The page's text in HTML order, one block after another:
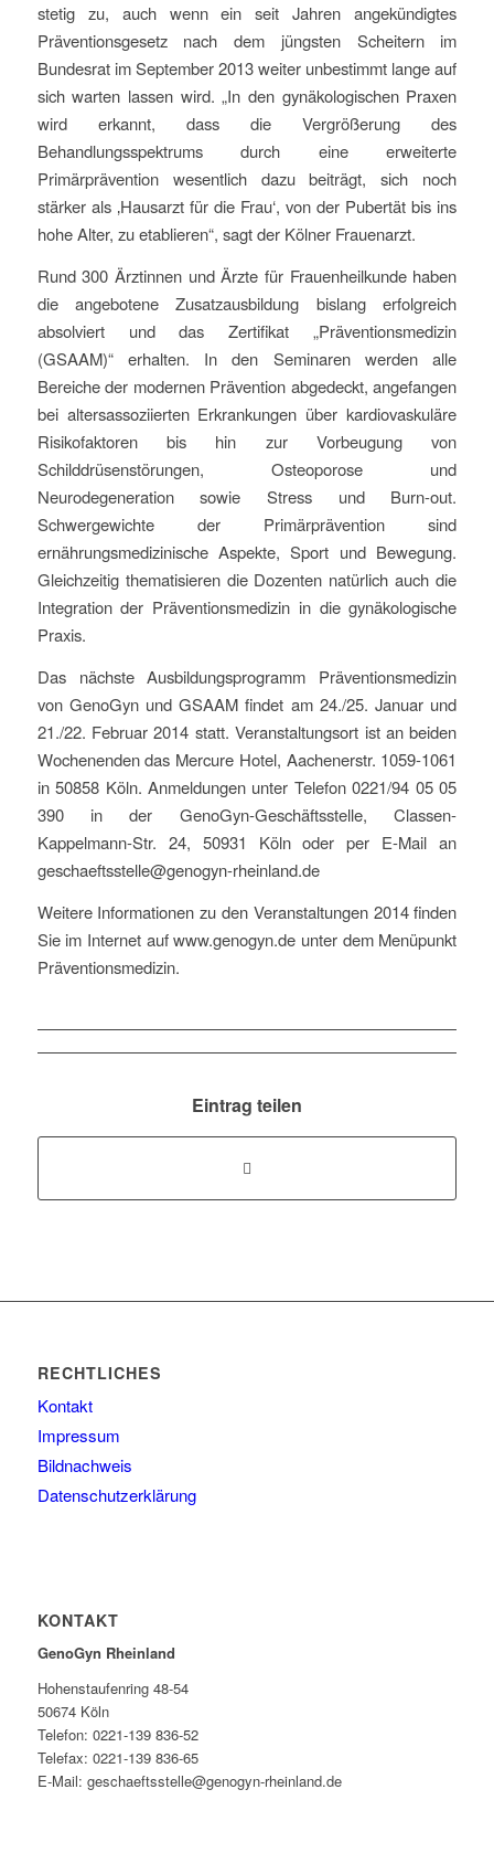
stetig zu, auch wenn ein seit Jahren angekündigtes
Präventionsgesetz nach dem jüngsten Scheitern im
Bundesrat im September 2013 weiter unbestimmt lange auf
sich warten lassen wird. „In den gynäkologischen Praxen
wird erkannt, dass die Vergrößerung des
Behandlungsspektrums durch eine erweiterte
Primärprävention wesentlich dazu beiträgt, sich noch
stärker als ‚Hausarzt für die Frau‘, von der Pubertät bis ins
hohe Alter, zu etablieren“, sagt der Kölner Frauenarzt.
Rund 300 Ärztinnen und Ärzte für Frauenheilkunde haben
die angebotene Zusatzausbildung bislang erfolgreich
absolviert und das Zertifikat „Präventionsmedizin
(GSAAM)“ erhalten. In den Seminaren werden alle
Bereiche der modernen Prävention abgedeckt, angefangen
bei altersassoziierten Erkrankungen über kardiovaskuläre
Risikofaktoren bis hin zur Vorbeugung von
Schilddrüsenstörungen, Osteoporose und
Neurodegeneration sowie Stress und Burn-out.
Schwergewichte der Primärprävention sind
ernährungsmedizinische Aspekte, Sport und Bewegung.
Gleichzeitig thematisieren die Dozenten natürlich auch die
Integration der Präventionsmedizin in die gynäkologische
Praxis.
Das nächste Ausbildungsprogramm Präventionsmedizin
von GenoGyn und GSAAM findet am 24./25. Januar und
21./22. Februar 2014 statt. Veranstaltungsort ist an beiden
Wochenenden das Mercure Hotel, Aachenerstr. 1059-1061
in 50858 Köln. Anmeldungen unter Telefon 0221/94 05 05
390 in der GenoGyn-Geschäftsstelle, Classen-
Kappelmann-Str. 24, 50931 Köln oder per E-Mail an
geschaeftsstelle@genogyn-rheinland.de
Weitere Informationen zu den Veranstaltungen 2014 finden
Sie im Internet auf www.genogyn.de unter dem Menüpunkt
Präventionsmedizin.
Eintrag teilen
RECHTLICHES
Kontakt
Impressum
Bildnachweis
Datenschutzerklärung
KONTAKT
GenoGyn Rheinland
Hohenstaufenring 48-54
50674 Köln
Telefon: 0221-139 836-52
Telefax: 0221-139 836-65
E-Mail: geschaeftsstelle@genogyn-rheinland.de